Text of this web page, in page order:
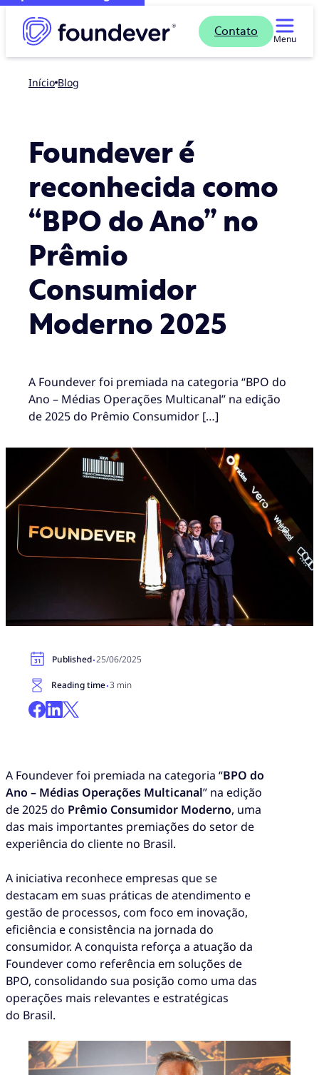
Contato
Menu
Início blog
Foundever é
reconhecida como
“BPO do Ano” no
Prêmio
Consumidor
Moderno 2025
A Foundever foi premiada na categoria “BPO do
Ano – Médias Operações Multicanal” na edição
de 2025 do Prêmio Consumidor […]
Published·25/06/2025
Reading time·3 min
A Foundever foi premiada na categoria “BPO do
Ano – Médias Operações Multicanal” na edição
de 2025 do Prêmio Consumidor Moderno, uma
das mais importantes premiações do setor de
experiência do cliente no Brasil.
A iniciativa reconhece empresas que se
destacam em suas práticas de atendimento e
gestão de processos, com foco em inovação,
eficiência e consistência na jornada do
consumidor. A conquista reforça a atuação da
Foundever como referência em soluções de
BPO, consolidando sua posição como uma das
operações mais relevantes e estratégicas
do Brasil.